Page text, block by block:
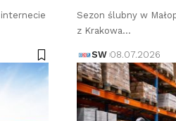
Sezon ślubny w
z Krakowa…
SW 08.07.2026